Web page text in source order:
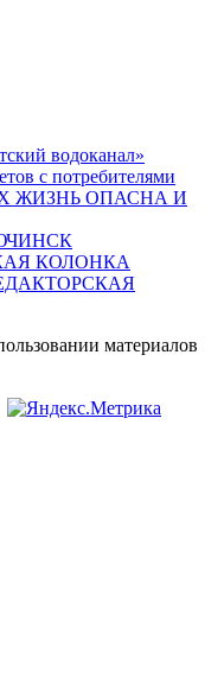
водоканал»
с потребителями
ЖИЗНЬ ОПАСНА И
КОЛОНКА
материалов